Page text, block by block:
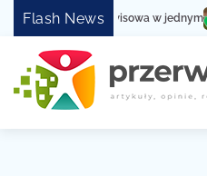
Skip
content
Flash News Recykling